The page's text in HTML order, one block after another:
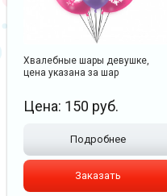
Хвалебные шары девушке,
цена указана за шар
Цена: 150 руб.
Подробнее
Заказать